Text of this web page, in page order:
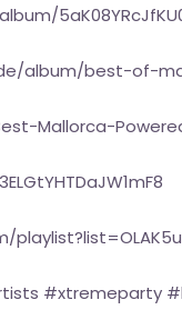
album/best-of-
Mallorca-
#xtremeparty